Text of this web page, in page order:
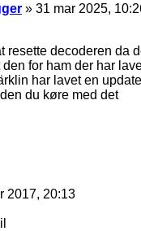
» 31 mar 2025,
resette decoderen da
for ham der har
har lavet en
du køre med det
2017, 20:13